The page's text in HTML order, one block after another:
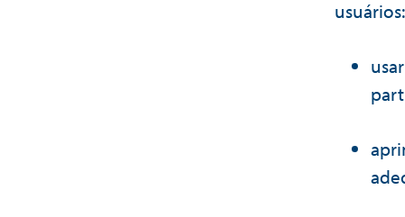
usuários: